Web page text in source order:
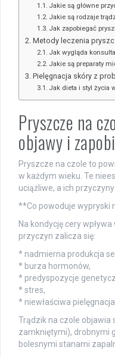
Jakie są główne
Jakie są rodzaje
Jak zapobiegać
Metody leczenia
Jak wygląda
Jakie są preparaty
Pielęgnacja skóry z
Jak dieta i styl życia
Pryszcze na
objawy i
Pryszcze na czole to
w każdym wieku. Te
uciążliwe, a ich przyczyny
**Co powoduje wypryski
Na kondycję cery
przyczyn zalicza się:
* nadmierna produkcja
* burza hormonów,
* predyspozycje
* stres,
* niewłaściwa
Trądzik na czole objawia
zamkniętymi), drobnymi
bolesnymi stanami